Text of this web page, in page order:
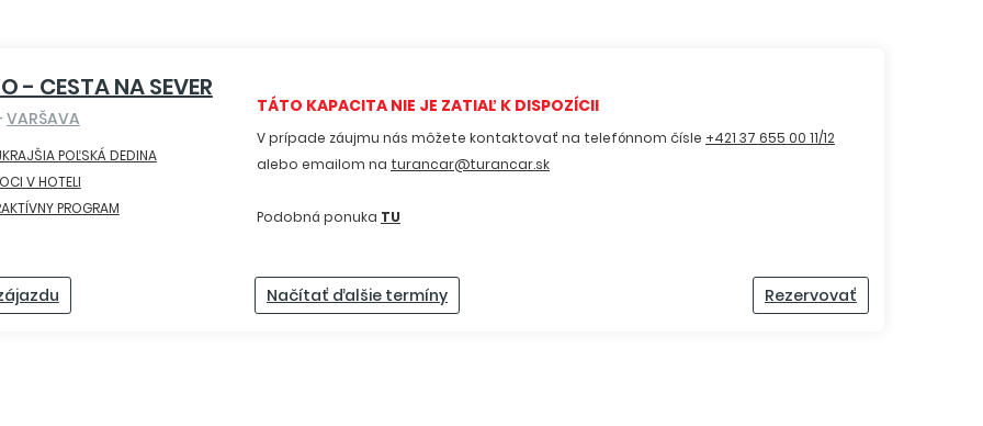
- CESTA NA SEVER
VARŠAVA
POĽSKÁ DEDINA
V HOTELI
PROGRAM
TÁTO KAPACITA NIE JE ZATIAĽ K DISPOZÍCII
V prípade záujmu nás môžete kontaktovať na telefónnom čísle +421 37 655 00 11/12
alebo emailom na turancar@turancar.sk
Podobná ponuka TU
Načítať ďalšie termíny Rezervovať